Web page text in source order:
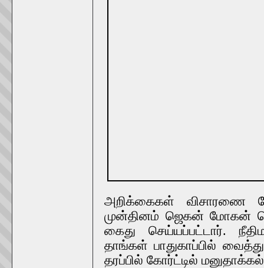
அறிக்கைகள் விசாரணை
முன்தினம் ஜெகன் மோகன்
கைது செய்யப்பட்டார்.
தாங்கள் பாதுகாப்பில்
தரப்பில் கோர்ட்டில்